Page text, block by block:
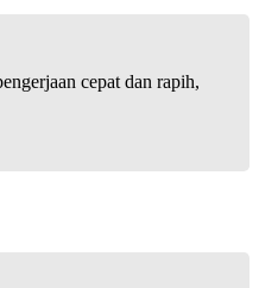
cepat dan rapih,